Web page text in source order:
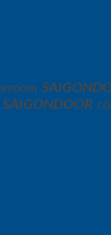
SAIGONDOOR